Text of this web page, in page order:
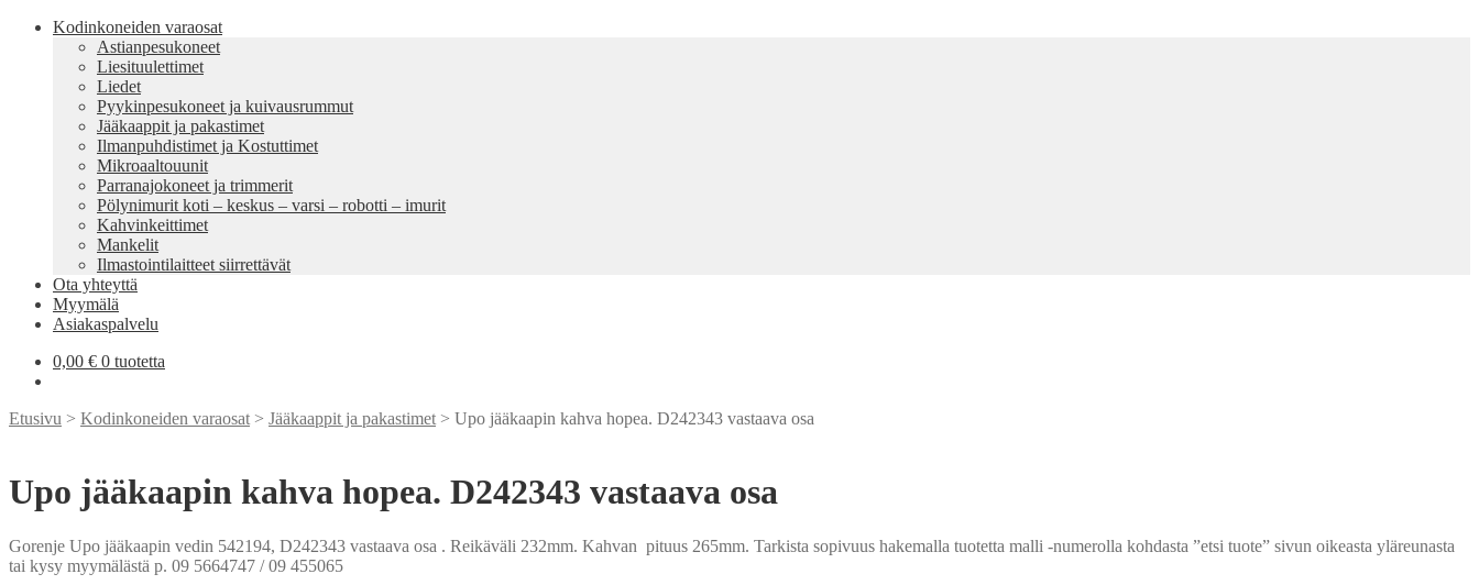
Kodinkoneiden varaosat
Astianpesukoneet
Liesituulettimet
Liedet
Pyykinpesukoneet ja kuivausrummut
Jääkaappit ja pakastimet
Ilmanpuhdistimet ja Kostuttimet
Mikroaaltouunit
Parranajokoneet ja trimmerit
Pölynimurit koti – keskus – varsi – robotti – imurit
Kahvinkeittimet
Mankelit
Ilmastointilaitteet siirrettävät
Ota yhteyttä
Myymälä
Asiakaspalvelu
0,00 € 0 tuotetta
Etusivu > Kodinkoneiden varaosat > Jääkaappit ja pakastimet > Upo jääkaapin kahva hopea. D242343 vastaava osa
Upo jääkaapin kahva hopea. D242343 vastaava osa
Gorenje Upo jääkaapin vedin 542194, D242343 vastaava osa . Reikäväli 232mm. Kahvan pituus 265mm. Tarkista sopivuus hakemalla tuotetta malli -numerolla kohdasta ”etsi tuote” sivun oikeasta yläreunasta
tai kysy myymälästä p. 09 5664747 / 09 455065